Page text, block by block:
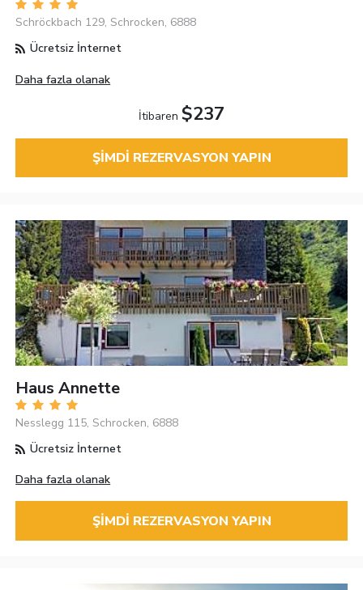
Schröckbach 129, Schrocken, 6888
Ücretsiz İnternet
Daha fazla olanak
İtibaren $237
ŞIMDI REZERVASYON YAPIN
Haus Annette
Nesslegg 115, Schrocken, 6888
Ücretsiz İnternet
Daha fazla olanak
ŞIMDI REZERVASYON YAPIN